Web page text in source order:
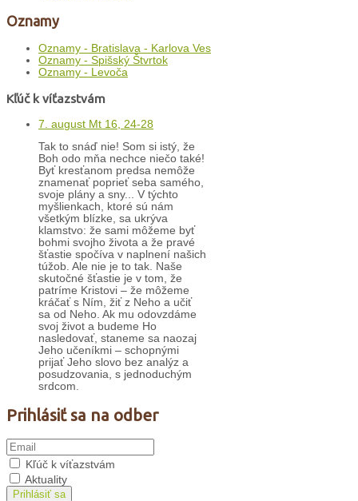
Oznamy
Oznamy - Bratislava - Karlova Ves
Oznamy - Spišský Štvrtok
Oznamy - Levoča
Kľúč k víťazstvám
7. august Mt 16, 24-28
Tak to snáď nie! Som si istý, že
Boh odo mňa nechce niečo také!
Byť kresťanom predsa nemôže
znamenať poprieť seba samého,
svoje plány a sny... V týchto
myšlienkach, ktoré sú nám
všetkým blízke, sa ukrýva
klamstvo: že sami môžeme byť
bohmi svojho života a že pravé
šťastie spočíva v naplnení našich
túžob. Ale nie je to tak. Naše
skutočné šťastie je v tom, že
patríme Kristovi – že môžeme
kráčať s Ním, žiť z Neho a učiť
sa od Neho. Ak mu odovzdáme
svoj život a budeme Ho
nasledovať, staneme sa naozaj
Jeho učeníkmi – schopnými
prijať Jeho slovo bez analýz a
posudzovania, s jednoduchým
srdcom.
Prihlásiť sa na odber
Kľúč k víťazstvám
Aktuality
Prihlásiť sa